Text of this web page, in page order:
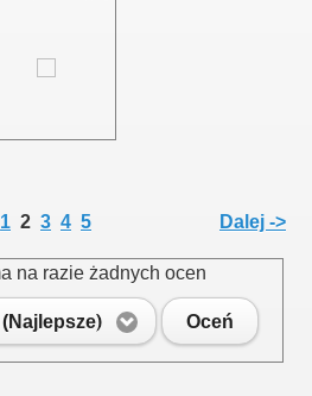
1 2 3 4 5 Dalej ->
na razie żadnych ocen
(Najlepsze) Oceń